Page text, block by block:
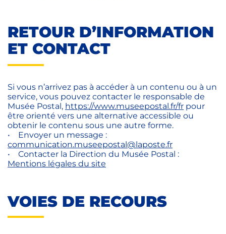
RETOUR D’INFORMATION
ET CONTACT
Si vous n’arrivez pas à accéder à un contenu ou à un
service, vous pouvez contacter le responsable de
Musée Postal, https://www.museepostal.fr/fr pour
être orienté vers une alternative accessible ou
obtenir le contenu sous une autre forme.
• Envoyer un message :
communication.museepostal@laposte.fr
• Contacter la Direction du Musée Postal :
Mentions légales du site
VOIES DE RECOURS